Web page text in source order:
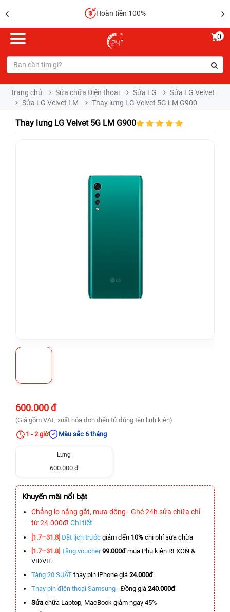
Hoàn tiền 100%
0
Trang chủ Sửa chữa Điện thoại Sửa LG
Sửa LG Velvet
Sửa LG Velvet LM
Thay lưng LG Velvet 5G LM G900
Thay lưng LG Velvet 5G LM G900
600.000 đ
(Giá gồm VAT, xuất hóa đơn điện tử đúng tên linh kiện)
1 - 2 giờ
Màu sắc 6 tháng
Lưng
600.000 đ
Khuyến mãi nổi bật
Chẳng lo nắng gắt, mưa dông - Ghé 24h sửa chữa chỉ
từ 24.000đ! Chi tiết
[1.7–31.8] Đặt lịch trước giảm đến 10% chi phí sửa chữa
[1.7–31.8] Tặng voucher 99.000đmua Phụ kiện REXON &
VIDVIE
Tặng 20 SUẤT thay pin iPhone giá 24.000đ
Thay pin điện thoại Samsung - Đồng giá 240.000đ
Sửa chữa Laptop, MacBook giảm ngay 45%